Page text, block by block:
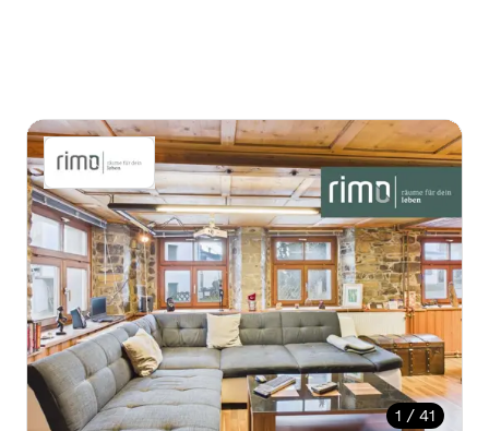
1 / 41